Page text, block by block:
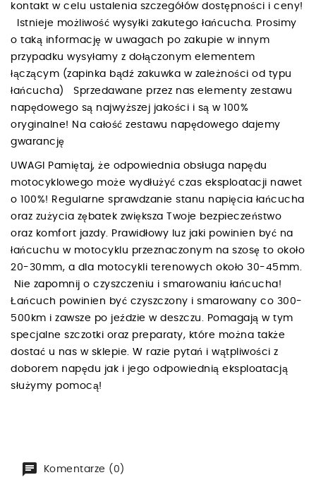
kontakt w celu ustalenia szczegółów dostępności i ceny!
Istnieje możliwość wysyłki zakutego łańcucha. Prosimy
o taką informację w uwagach po zakupie w innym
przypadku wysyłamy z dołączonym elementem
łączącym (zapinka bądź zakuwka w zależności od typu
łańcucha) Sprzedawane przez nas elementy zestawu
napędowego są najwyższej jakości i są w 100%
oryginalne! Na całość zestawu napędowego dajemy
gwarancję
UWAGI Pamiętaj, że odpowiednia obsługa napędu
motocyklowego może wydłużyć czas eksploatacji nawet
o 100%! Regularne sprawdzanie stanu napięcia łańcucha
oraz zużycia zębatek zwiększa Twoje bezpieczeństwo
oraz komfort jazdy. Prawidłowy luz jaki powinien być na
łańcuchu w motocyklu przeznaczonym na szosę to około
20-30mm, a dla motocykli terenowych około 30-45mm.
Nie zapomnij o czyszczeniu i smarowaniu łańcucha!
Łańcuch powinien być czyszczony i smarowany co 300-
500km i zawsze po jeździe w deszczu. Pomagają w tym
specjalne szczotki oraz preparaty, które można także
dostać u nas w sklepie. W razie pytań i wątpliwości z
doborem napędu jak i jego odpowiednią eksploatacją
służymy pomocą!
Komentarze (0)